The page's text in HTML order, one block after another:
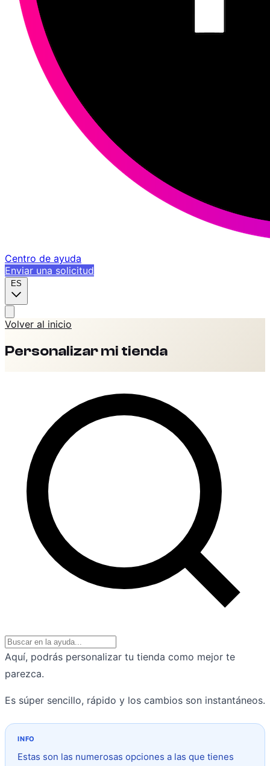
Centro de ayuda
Enviar una solicitud
ES
Volver al inicio
Personalizar mi tienda
Aquí, podrás personalizar tu tienda como mejor te
parezca.
Es súper sencillo, rápido y los cambios son instantáneos.
Estas son las numerosas opciones a las que tienes